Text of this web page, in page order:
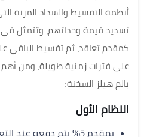
أنظمة التقسيط والسداد المرنة
تسديد قيمة وحداتهم، وتتمثل
كمقدم تعاقد، ثم تقسيط الباقي
على فترات زمنية طويلة، ومن
بالم هيلز السخنة:
النظام الأول